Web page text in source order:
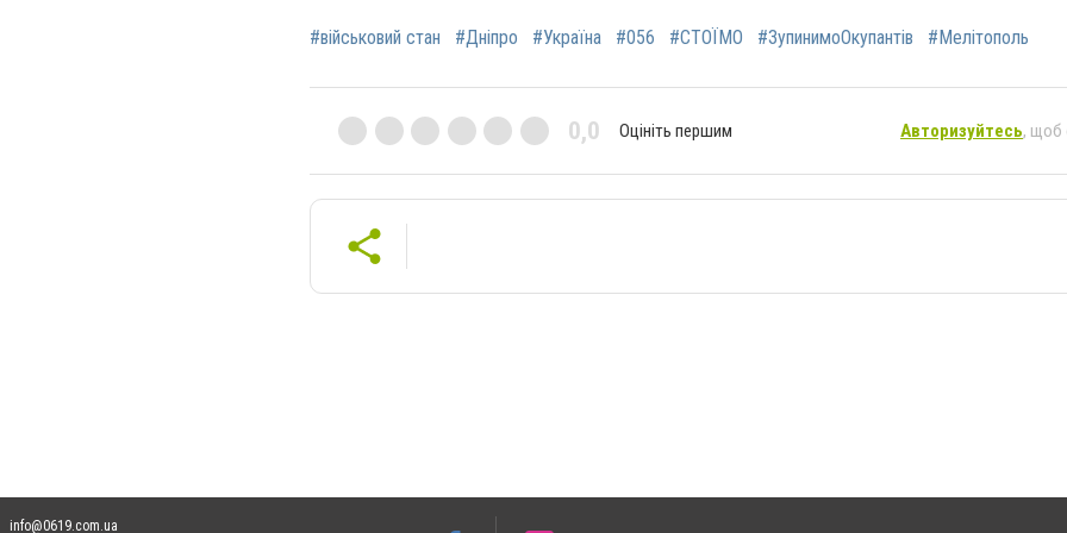
#військовий стан #Дніпро #Україна #056 #СТОЇМО #ЗупинимоОкупантів #Мелітополь
0,0 Оцініть першим Авторизуйтесь, щоб
info@0619.com.ua